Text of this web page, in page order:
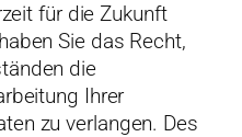
für die Zukunft
Sie das Recht,
die
Ihrer
zu verlangen. Des